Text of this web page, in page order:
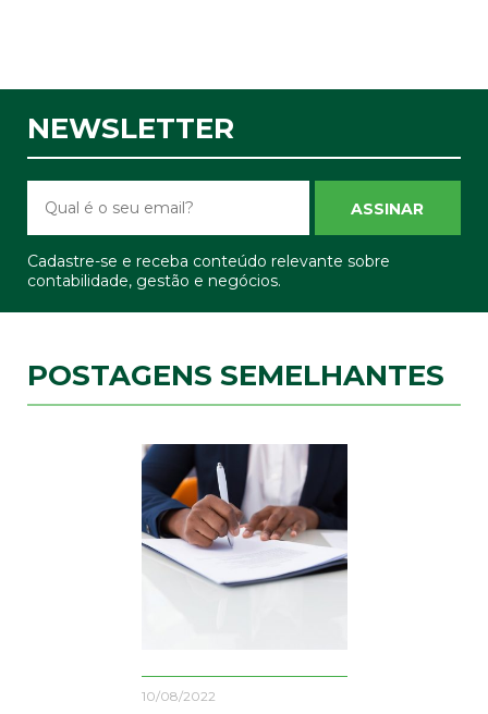
NEWSLETTER
ASSINAR
Cadastre-se e receba conteúdo relevante sobre
contabilidade, gestão e negócios.
POSTAGENS SEMELHANTES
10/08/2022